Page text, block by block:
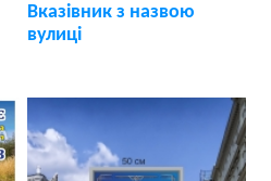
Вказівник з назвою
вулиці